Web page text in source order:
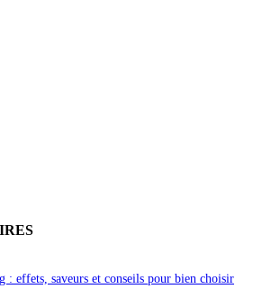
: effets, saveurs et conseils pour bien choisir